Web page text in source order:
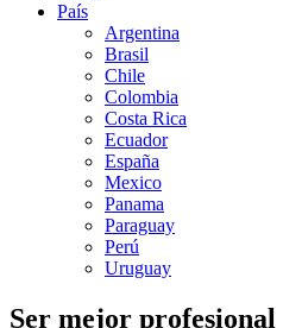
País
Argentina
Brasil
Chile
Colombia
Costa Rica
Ecuador
España
Mexico
Panama
Paraguay
Perú
Uruguay
Ser mejor profesional